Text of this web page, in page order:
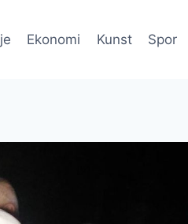
Ekonomi Kunst Spor